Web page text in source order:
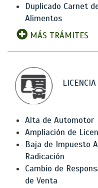
Duplicado Carnet
Alimentos
MÁS TRÁMITES
Alta de Automotor
Ampliación de
Baja de Impuesto
Radicación
Cambio de
de Venta